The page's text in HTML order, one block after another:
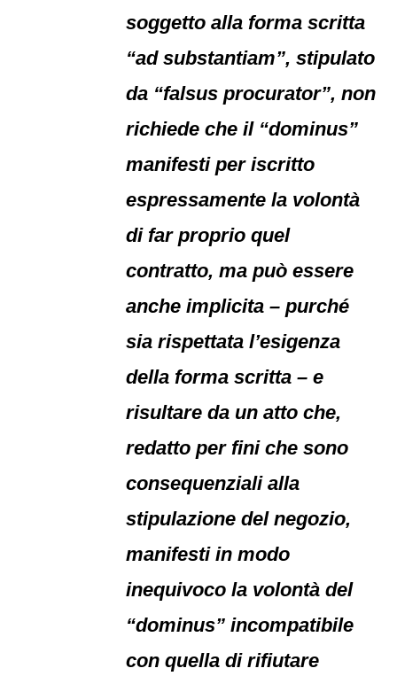
soggetto alla forma scritta
“ad substantiam”, stipulato
da “falsus procurator”, non
richiede che il “dominus”
manifesti per iscritto
espressamente la volontà
di far proprio quel
contratto, ma può essere
anche implicita – purché
sia rispettata l’esigenza
della forma scritta – e
risultare da un atto che,
redatto per fini che sono
consequenziali alla
stipulazione del negozio,
manifesti in modo
inequivoco la volontà del
“dominus” incompatibile
con quella di rifiutare